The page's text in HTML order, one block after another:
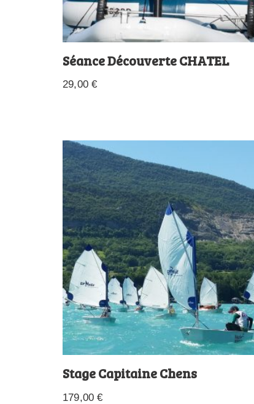
Séance Découverte CHATEL
29,00€
Stage Capitaine Chens
179,00€